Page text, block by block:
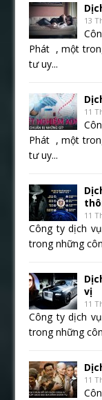
13
Phát , một
tư uy...
11
Phát , một
tư uy...
11
Công ty dịch
trong những
vị
11
Công ty dịch
trong những
11